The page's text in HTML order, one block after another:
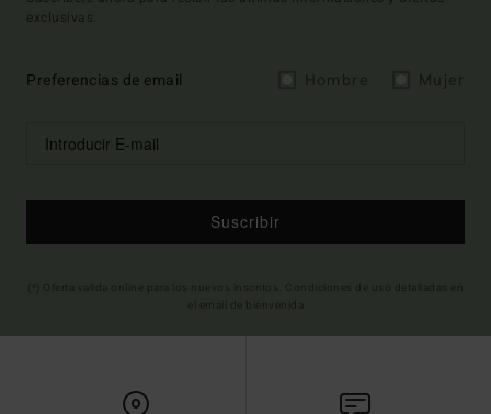
exclusivas.
Preferencias de email
Suscribir